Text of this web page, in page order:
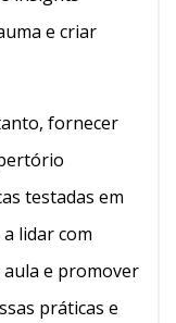
e criar
fornecer
testadas em
lidar com
aula e promover
práticas e